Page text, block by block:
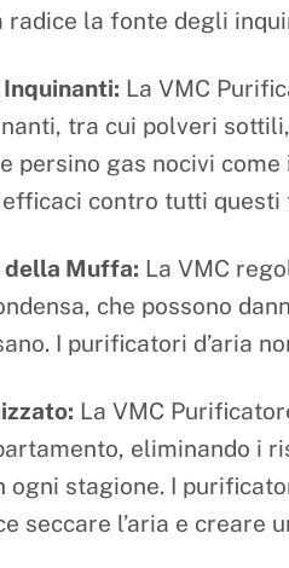
la fonte degli
La VMC
tra cui polveri
persino gas nocivi
efficaci contro tutti
della Muffa: La VMC
che possono
I purificatori d’aria
La VMC
eliminando i
stagione. I
seccare l’aria e creare